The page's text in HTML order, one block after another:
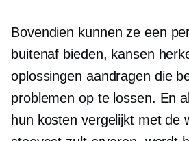
Bovendien kunnen ze een
buitenaf bieden, kansen
oplossingen aandragen die
problemen op te lossen. En
hun kosten vergelijkt met de